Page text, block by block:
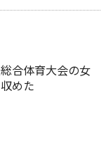
合体育大会の女
めた